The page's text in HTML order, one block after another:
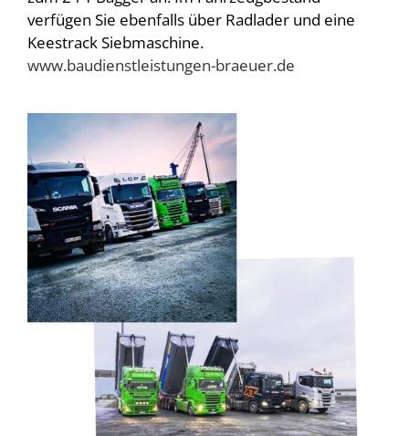
verfügen Sie ebenfalls über Radlader und eine
Keestrack Siebmaschine.
www.baudienstleistungen-braeuer.de